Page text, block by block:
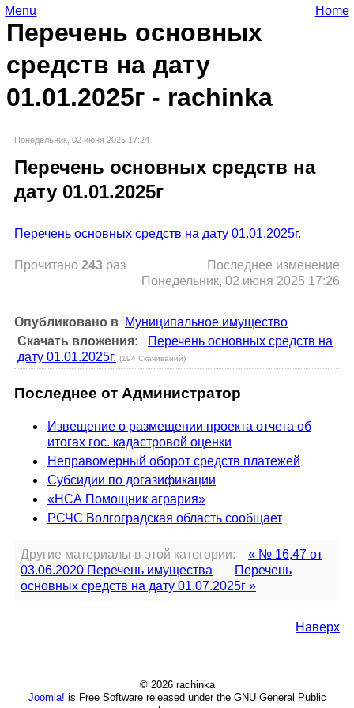
Перечень основных
средств на дату
01.01.2025г - rachinka
Menu Home
Понедельник, 02 июня 2025 17:24
Перечень основных средств на
дату 01.01.2025г
Перечень основных средств на дату 01.01.2025г.
Прочитано 243 раз
Последнее изменение
Понедельник, 02 июня 2025 17:26
Опубликовано в Муниципальное имущество
Скачать вложения:
Перечень основных средств на
дату 01.01.2025г. (194 Скачиваний)
Последнее от Администратор
Извещение о размещении проекта отчета об
итогах гос. кадастровой оценки
Неправомерный оборот средств платежей
Субсидии по догазификации
«НСА Помощник агрария»
РСЧС Волгоградская область сообщает
Другие материалы в этой категории:
« № 16,47 от
03.06.2020 Перечень имущества
Перечень
основных средств на дату 01.07.2025г »
Наверх
© 2026 rachinka
Joomla! is Free Software released under the GNU General Public